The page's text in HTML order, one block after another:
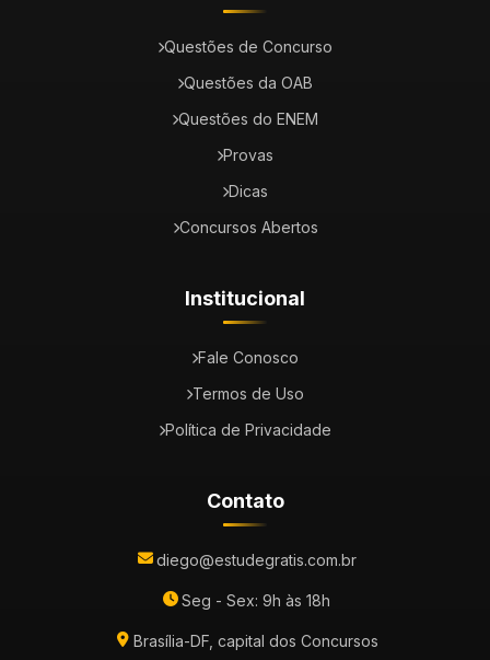
Questões de Concurso
Questões da OAB
Questões do ENEM
Provas
Dicas
Concursos Abertos
Institucional
Fale Conosco
Termos de Uso
Política de Privacidade
Contato
diego@estudegratis.com.br
Seg - Sex: 9h às 18h
Brasília-DF, capital dos Concursos